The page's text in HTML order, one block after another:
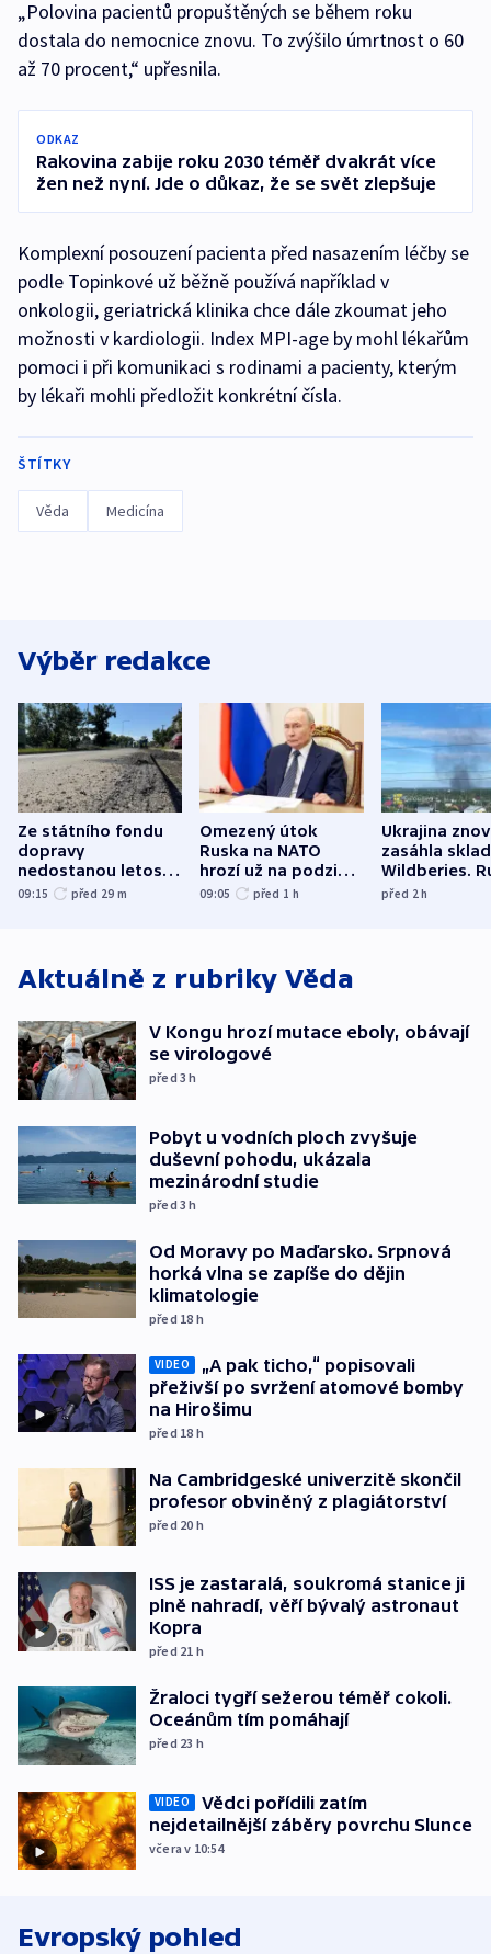
„Polovina pacientů propuštěných se během roku
dostala do nemocnice znovu. To zvýšilo úmrtnost o 60
až 70 procent,“ upřesnila.
ODKAZ
Rakovina zabije roku 2030 téměř dvakrát více
žen než nyní. Jde o důkaz, že se svět zlepšuje
Komplexní posouzení pacienta před nasazením léčby se
podle Topinkové už běžně používá například v
onkologii, geriatrická klinika chce dále zkoumat jeho
možnosti v kardiologii. Index MPI-age by mohl lékařům
pomoci i při komunikaci s rodinami a pacienty, kterým
by lékaři mohli předložit konkrétní čísla.
ŠTÍTKY
Věda Medicína
Výběr redakce
Ze státního fondu
dopravy
nedostanou letos
kraje na silnice ani
09:15 před 29 m
Omezený útok
Ruska na NATO
hrozí už na podzim,
varují tajné služby
09:05 před 1 h
Ukrajina
zasáhla
Wildberies.
útočili v
před 2h
Aktuálně z rubriky Věda
V Kongu hrozí mutace eboly, obávají
se virologové
před 3h
Pobyt u vodních ploch zvyšuje
duševní pohodu, ukázala
mezinárodní studie
před 3h
Od Moravy po Maďarsko. Srpnová
horká vlna se zapíše do dějin
klimatologie
před 18 h
VIDEO
„A pak ticho,“ popisovali
přeživší po svržení atomové bomby
na Hirošimu
před 18 h
Na Cambridgeské univerzitě skončil
profesor obviněný z plagiátorství
před 20 h
ISS je zastaralá, soukromá stanice ji
plně nahradí, věří bývalý astronaut
Kopra
před 21 h
Žraloci tygří sežerou téměř cokoli.
Oceánům tím pomáhají
před 23 h
VIDEO
Vědci pořídili zatím
nejdetailnější záběry povrchu Slunce
včera v 10:54
Evropský pohled